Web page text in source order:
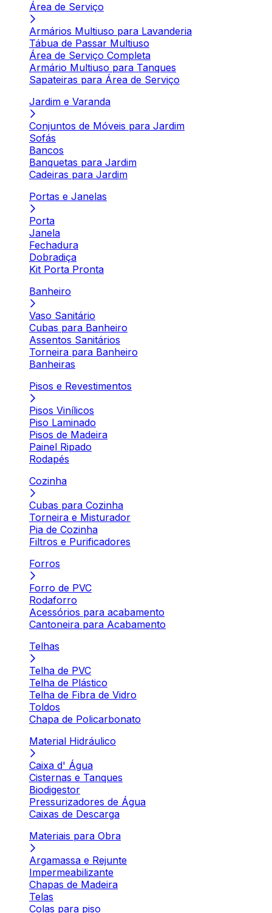
Área de Serviço
Armários Multiuso para Lavanderia
Tábua de Passar Multiuso
Área de Serviço Completa
Armário Multiuso para Tanques
Sapateiras para Área de Serviço
Jardim e Varanda
Conjuntos de Móveis para Jardim
Sofás
Bancos
Banquetas para Jardim
Cadeiras para Jardim
Portas e Janelas
Porta
Janela
Fechadura
Dobradiça
Kit Porta Pronta
Banheiro
Vaso Sanitário
Cubas para Banheiro
Assentos Sanitários
Torneira para Banheiro
Banheiras
Pisos e Revestimentos
Pisos Vinílicos
Piso Laminado
Pisos de Madeira
Painel Ripado
Rodapés
Cozinha
Cubas para Cozinha
Torneira e Misturador
Pia de Cozinha
Filtros e Purificadores
Forros
Forro de PVC
Rodaforro
Acessórios para acabamento
Cantoneira para Acabamento
Telhas
Telha de PVC
Telha de Plástico
Telha de Fibra de Vidro
Toldos
Chapa de Policarbonato
Material Hidráulico
Caixa d' Água
Cisternas e Tanques
Biodigestor
Pressurizadores de Água
Caixas de Descarga
Materiais para Obra
Argamassa e Rejunte
Impermeabilizante
Chapas de Madeira
Telas
Colas para piso